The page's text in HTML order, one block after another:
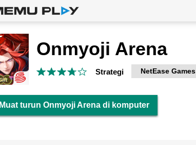
Onmyoji Arena
Strategi NetEase Games
Muat turun Onmyoji Arena di komputer